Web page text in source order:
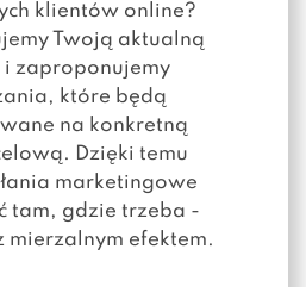
klientów online?
Twoją aktualną
i zaproponujemy
które będą
na konkretną
Dzięki temu
marketingowe
tam, gdzie trzeba -
mierzalnym efektem.